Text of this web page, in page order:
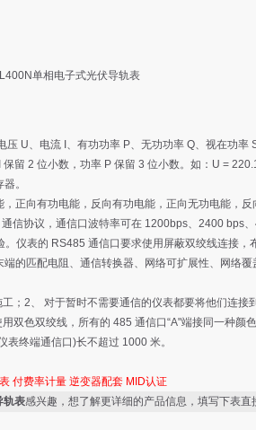
单相电子式光伏导轨表
U、电流 I、有功功率 P、无功功率 Q、视在功率
留 2 位小数，功率 P 保留 3 位小数。如：U =
。
正向有功电能，反向有功电能，正向无功电能，反
信协议，通信口波特率可在 1200bps、2400 bps
仪表的 RS485 通信口要求使用屏蔽双绞线连接，
的匹配电阻、通信转换器、网络可扩展性、网络
；2、 对于暂时不需要通信的仪表都要将他们连接
双色双绞线，所有的 485 通信口“A"端接同一种颜
终端通信口)长不超过 1000 米。
付费率计量 逆变器配套 MID认证
轨表感兴趣，想了解更详细的产品信息，填写下表直